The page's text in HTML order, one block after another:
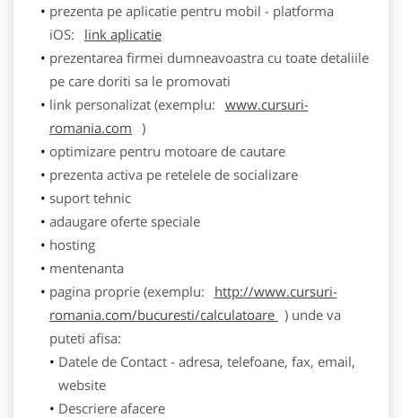
prezenta pe aplicatie pentru mobil - platforma
iOS:
link aplicatie
prezentarea firmei dumneavoastra cu toate detaliile
pe care doriti sa le promovati
link personalizat (exemplu: www.cursuri-
romania.com )
optimizare pentru motoare de cautare
prezenta activa pe retelele de socializare
suport tehnic
adaugare oferte speciale
hosting
mentenanta
pagina proprie (exemplu:
http://www.cursuri-
romania.com/bucuresti/calculatoare ) unde va
puteti afisa:
Datele de Contact - adresa, telefoane, fax, email,
website
Descriere afacere